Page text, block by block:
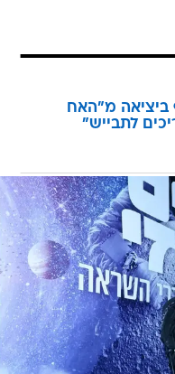
ביציאה מ"האח
לתבייש"